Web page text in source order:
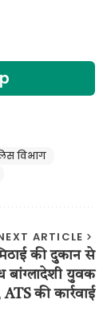
विभाग
ARTICLE
की दुकान से
बांग्लादेशी युवक
ATS की कार्रवाई